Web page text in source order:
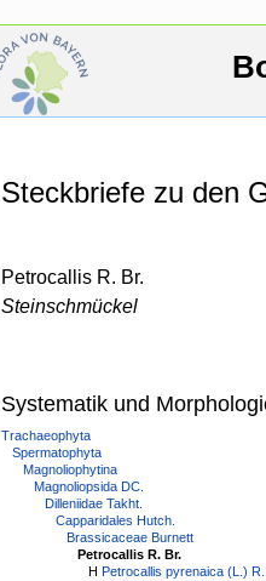
Steckbriefe zu den
Petrocallis R. Br.
Steinschmückel
Systematik und
Trachaeophyta
Spermatophyta
Magnoliophytina
Magnoliopsida DC.
Dilleniidae Takht.
Capparidales Hutch.
Brassicaceae Burnett
Petrocallis R. Br.
H Petrocallis pyrenaica (L.) R.